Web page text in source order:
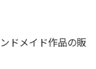
ドメイド作品の販